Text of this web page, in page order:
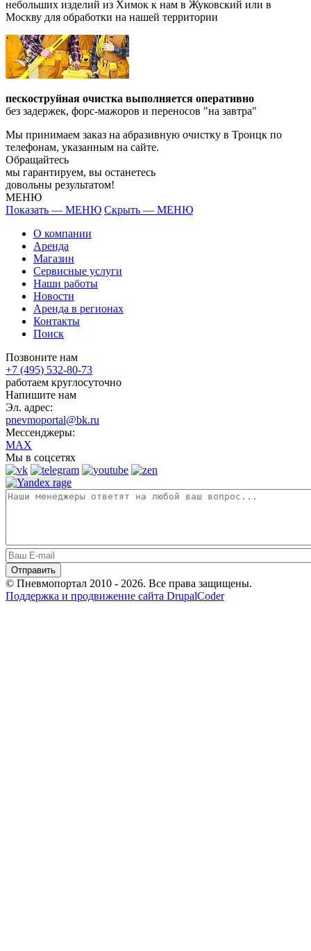
небольших изделий из Химок к нам в Жуковский или в
Москву для обработки на нашей территории
пескоструйная очистка выполняется оперативно
без задержек, форс-мажоров и переносов "на завтра"
Мы принимаем заказ на абразивную очистку в Троицк по
телефонам, указанным на сайте.
Обращайтесь
мы гарантируем, вы останетесь
довольны результатом!
МЕНЮ
Показать — МЕНЮ Скрыть — МЕНЮ
О компании
Аренда
Магазин
Сервисные услуги
Наши работы
Новости
Аренда в регионах
Контакты
Поиск
Позвоните нам
+7 (495) 532-80-73
работаем круглосуточно
Напишите нам
Эл. адрес:
pnevmoportal@bk.ru
Мессенджеры:
MAX
Мы в соцсетях
© Пневмопортал 2010 - 2026. Все права защищены.
Поддержка и продвижение сайта DrupalCoder